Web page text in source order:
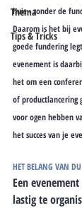
Thema
Tips & Tricks
huis - zonder de
Daarom is het bij
goede fundering
evenement is
het om een
of productlancering
voor ogen hebben
het succes van je
HET BELANG VAN
Een
lastig te